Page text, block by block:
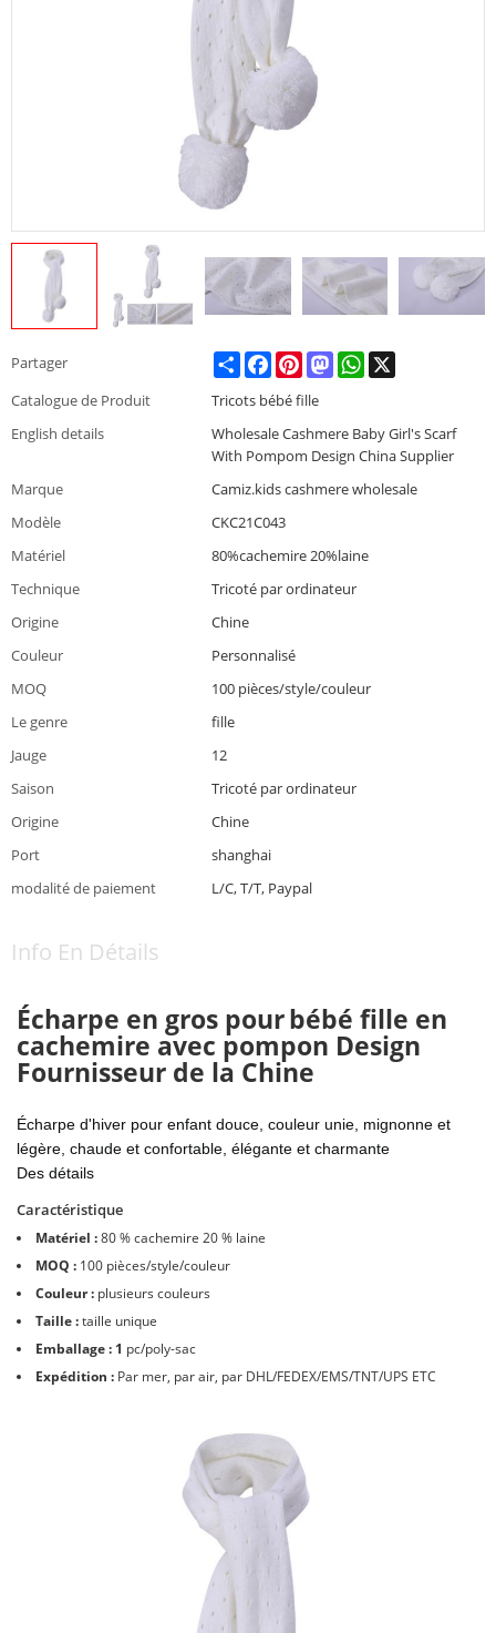
Partager ShareFacebookPinterestMastodonWhatsApp
Catalogue de Produit
Tricots bébé fille
English details
Wholesale Cashmere Baby Girl's Scarf
With Pompom Design China Supplier
Marque
Camiz.kids cashmere wholesale
Modèle
CKC21C043
Matériel
80%cachemire 20%laine
Technique
Tricoté par ordinateur
Origine
Chine
Couleur
Personnalisé
MOQ
100 pièces/style/couleur
Le genre
fille
Jauge
12
Saison
Tricoté par ordinateur
Origine
Chine
Port
shanghai
modalité de paiement
L/C, T/T, Paypal
Info En Détails
Écharpe en gros pourbébé fille en
cachemire avec pompon Design
Fournisseur de la Chine
Écharpe d'hiver pour enfant douce, couleur unie, mignonne et
légère, chaude et confortable, élégante et charmante
Des détails
Caractéristique
Matériel :80 % cachemire 20 % laine
MOQ : 100 pièces/style/couleur
Couleur : plusieurs couleurs
Taille :taille unique
Emballage : 1 pc/poly-sac
Expédition : Par mer, par air, par DHL/FEDEX/EMS/TNT/UPS ETC